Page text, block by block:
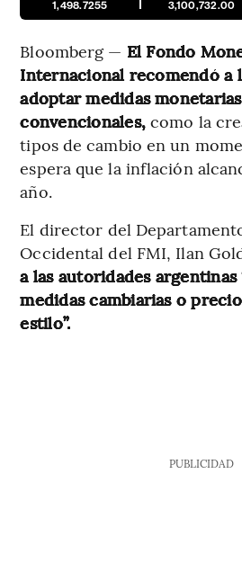
1,498.7255
3,100,732.00
Bloomberg — El Fondo
Internacional recomendó a
adoptar medidas
convencionales, como la
tipos de cambio en un
espera que la inflación
año.
El director del
Occidental del FMI, Ilan
a las autoridades
medidas cambiarias o
estilo”.
PUBLICIDAD